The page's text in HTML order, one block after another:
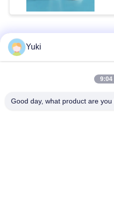
populaire
Yuki
9:04
Good day, what product are